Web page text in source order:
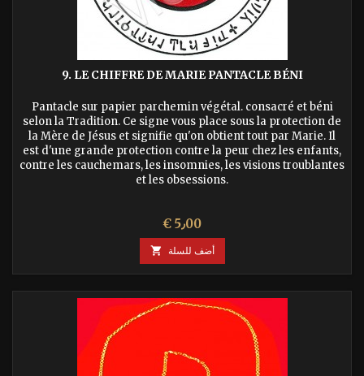
9. LE CHIFFRE DE MARIE PANTACLE BÉNI
Pantacle sur papier parchemin végétal. consacré et béni
selon la Tradition. Ce signe vous place sous la protection de
la Mère de Jésus et signifie qu'on obtient tout par Marie. Il
est d'une grande protection contre la peur chez les enfants,
contre les cauchemars, les insomnies, les visions troublantes
et les obsessions.
السعر€ 5٫00
 أضف للسلة